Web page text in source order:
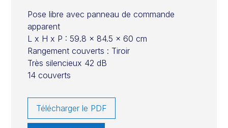
Pose libre avec panneau de commande
apparent
L x H x P : 59.8 x 84.5 x 60 cm
Rangement couverts : Tiroir
Très silencieux 42 dB
14 couverts
Télécharger le PDF